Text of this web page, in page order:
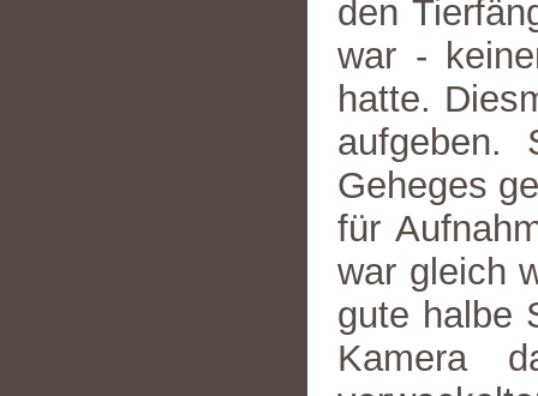
den
war -
hatte.
Geheges
für
war gleich
gute halbe
Kamera